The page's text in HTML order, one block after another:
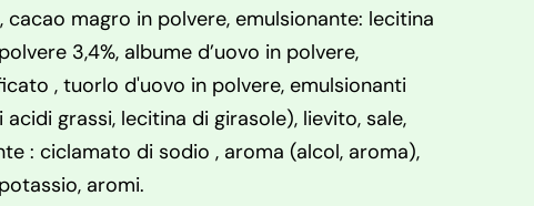
magro in polvere, emulsionante: lecitina
3,4%, albume d’uovo in polvere,
, tuorlo d'uovo in polvere, emulsionanti
grassi, lecitina di girasole), lievito, sale,
: ciclamato di sodio , aroma (alcol, aroma),
aromi.